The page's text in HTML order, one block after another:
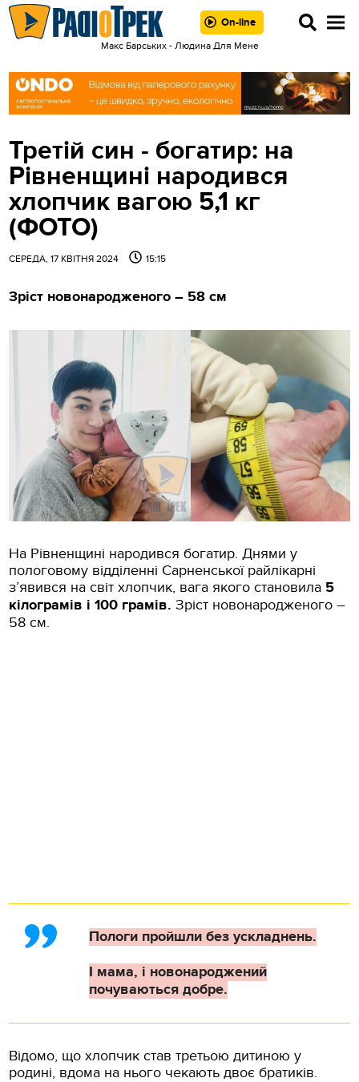
On-line
Макс Барських - Людина Для Мене
Третій син - богатир: на
Рівненщині народився
хлопчик вагою 5,1 кг
(ФОТО)
СЕРЕДА, 17 КВІТНЯ 2024 15:15
Зріст новонародженого – 58 см
На Рівненщині народився богатир. Днями у
пологовому відділенні Сарненської райлікарні
з’явився на світ хлопчик, вага якого становила 5
кілограмів і 100 грамів. Зріст новонародженого –
58 см.
Пологи пройшли без ускладнень.
І мама, і новонароджений
почуваються добре.
Відомо, що хлопчик став третьою дитиною у
родині, вдома на нього чекають двоє братиків.